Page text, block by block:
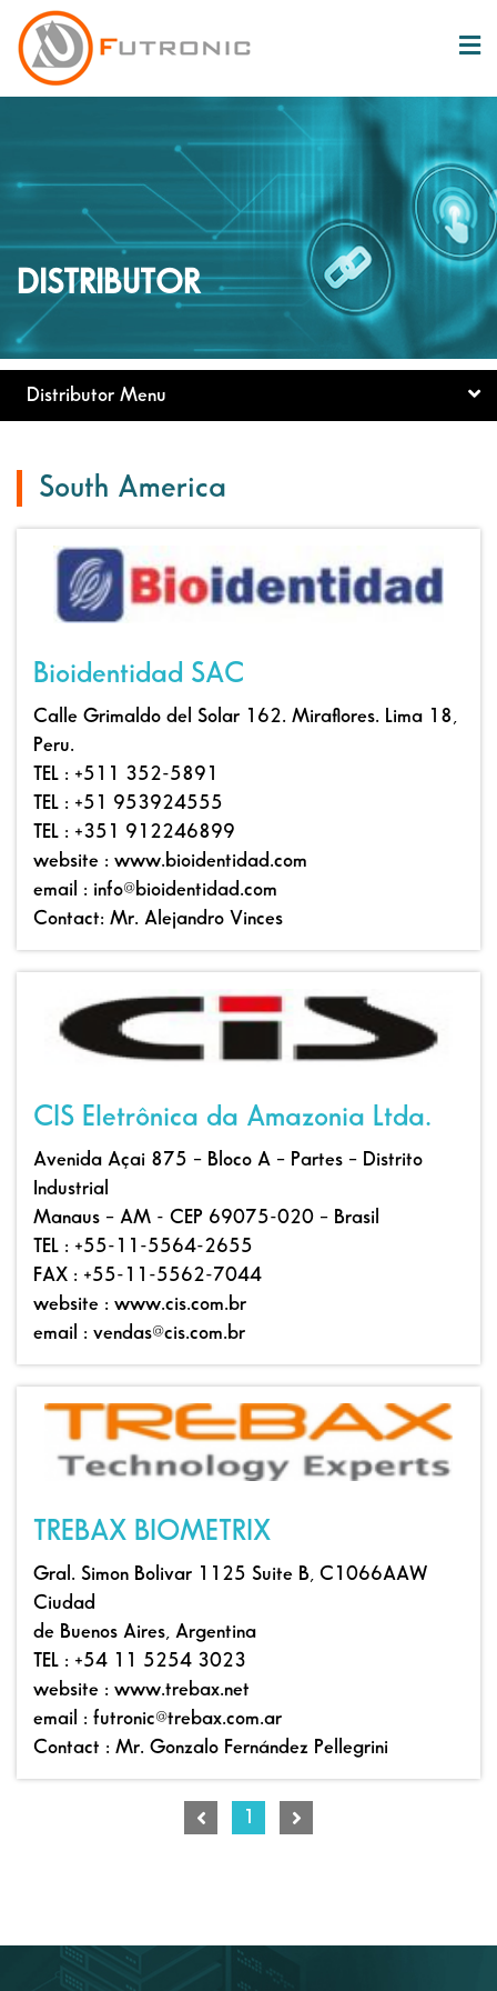
DISTRIBUTOR
Distributor Menu
South America
Bioidentidad SAC
Calle Grimaldo del Solar 162. Miraflores. Lima 18,
Peru.
TEL : +511 352-5891
TEL : +51 953924555
TEL : +351 912246899
website : www.bioidentidad.com
email : info@bioidentidad.com
Contact: Mr. Alejandro Vinces
CIS Eletrônica da Amazonia Ltda.
Avenida Açai 875 – Bloco A – Partes – Distrito
Industrial
Manaus – AM - CEP 69075-020 – Brasil
TEL : +55-11-5564-2655
FAX : +55-11-5562-7044
website : www.cis.com.br
email : vendas@cis.com.br
TREBAX BIOMETRIX
Gral. Simon Bolivar 1125 Suite B, C1066AAW
Ciudad
de Buenos Aires, Argentina
TEL : +54 11 5254 3023
website : www.trebax.net
email : futronic@trebax.com.ar
Contact : Mr. Gonzalo Fernández Pellegrini
1